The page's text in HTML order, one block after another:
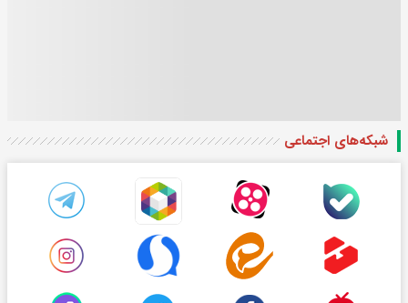
شبکه‌های اجتماعی